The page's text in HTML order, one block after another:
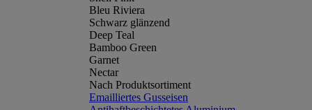
Bleu Riviera
Schwarz glänzend
Deep Teal
Bamboo Green
Garnet
Nectar
Nach Produktsortiment
Emailliertes Gusseisen